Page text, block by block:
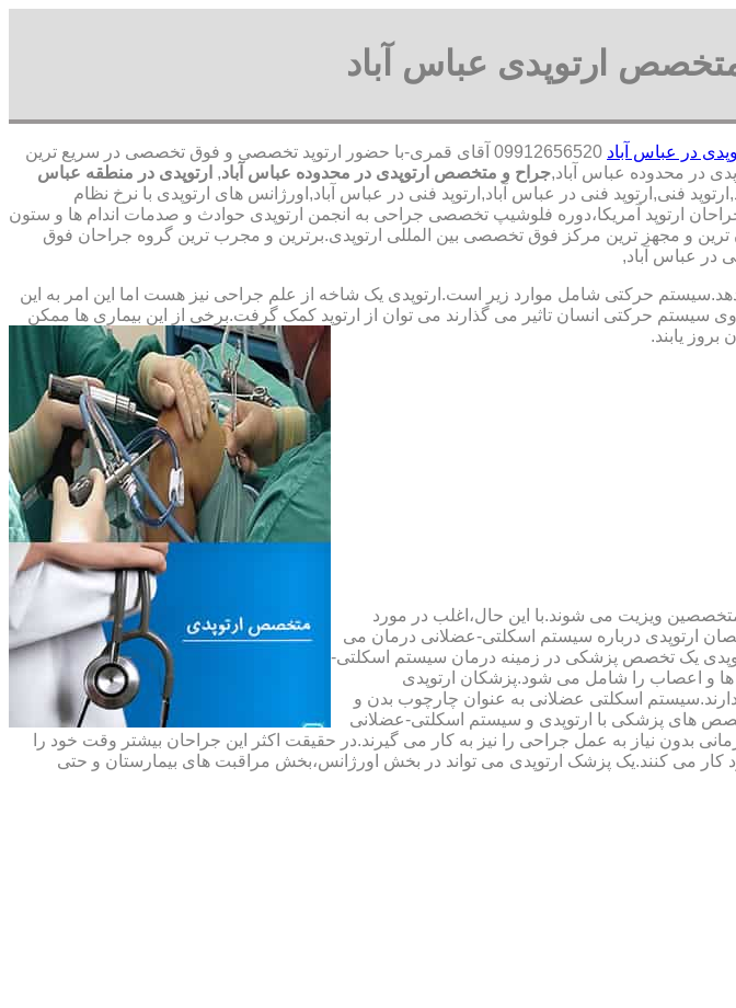
ارتوپدی عباس آباد
در عباس آباد
09912656520 آقای قمری-با حضور ارتوپد تخصصی و فوق تخصصی در سریع ترین
جراح و متخصص ارتوپدی در محدوده عباس آباد, ارتوپدی در منطقه عباس
فنی,ارتوپد فنی در عباس آباد,ارتوپد فنی در عباس آباد,اورژانس های ارتوپدی با نرخ نظام
ارتوپد آمریکا،دوره فلوشیپ تخصصی جراحی به انجمن ارتوپدی حوادث و صدمات اندام ها و ستون
و مجهز ترین مرکز فوق تخصصی بین المللی ارتوپدی.برترین ‏و ‏مجرب ‏ترین ‏گروه ‏جراحان ‏فوق
در عباس آباد,
حرکتی شامل موارد زیر است.ارتوپدی یک شاخه از علم جراحی نیز هست اما این امر به این
حرکتی انسان تاثیر می گذارند می توان از ارتوپد کمک گرفت.برخی از این بیماری ها ممکن
یابند.
ویزیت می شوند.با این حال،اغلب در مورد
ارتوپدی درباره سیستم اسکلتی-عضلانی درمان می
یک تخصص پزشکی در زمینه درمان سیستم اسکلتی-
و اعصاب را شامل می شود.پزشکان ارتوپدی
دارند.سیستم اسکلتی عضلانی به عنوان چارچوب بدن و
های پزشکی با ارتوپدی و سیستم اسکلتی-عضلانی
نیاز به عمل جراحی را نیز به کار می گیرند.در حقیقت اکثر این جراحان بیشتر وقت خود را
می کنند.یک پزشک ارتوپدی می تواند در بخش اورژانس،بخش مراقبت های بیمارستان و حتی